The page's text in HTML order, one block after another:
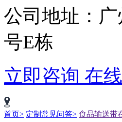
公司地址：
号E栋
立即咨询 在
首页> 定制常见问答> 食品输送带